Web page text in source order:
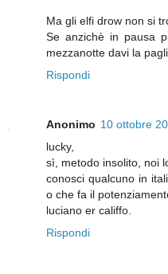
Ma gli elfi drow non si
Se anzichè in pausa
mezzanotte davi la
Rispondi
Anonimo 10 ottobre
lucky,
sì, metodo insolito, noi
conosci qualcuno in
o che fa il
luciano er califfo.
Rispondi